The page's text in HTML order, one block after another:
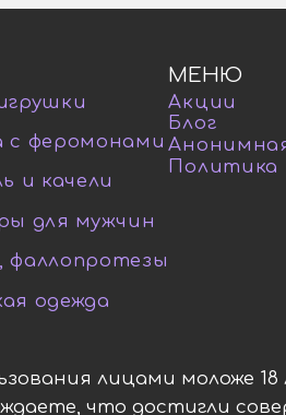
с феромонами
и качели
для мужчин
одежда
МЕНЮ
Акции
Блог
Политика
лицами моложе 18
что достигли